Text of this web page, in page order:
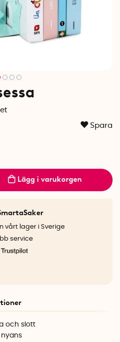
Spara
Lägg i varukorgen
vårt lager i Sverige
service
och slott
nyans